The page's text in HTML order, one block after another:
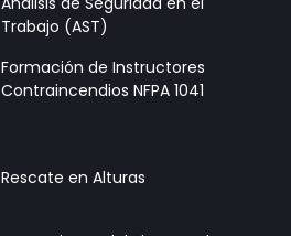
Trabajo (AST)
Formación de Instructores
Contraincendios NFPA 1041
Rescate en Alturas